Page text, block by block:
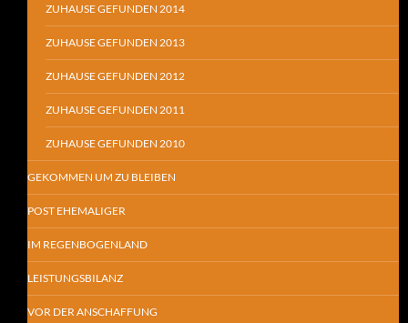
ZUHAUSE GEFUNDEN 2014
ZUHAUSE GEFUNDEN 2013
ZUHAUSE GEFUNDEN 2012
ZUHAUSE GEFUNDEN 2011
ZUHAUSE GEFUNDEN 2010
GEKOMMEN UM ZU BLEIBEN
POST EHEMALIGER
IM REGENBOGENLAND
LEISTUNGSBILANZ
VOR DER ANSCHAFFUNG